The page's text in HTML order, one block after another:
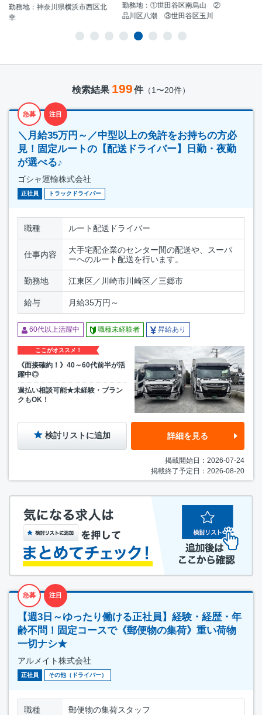
勤務地：神奈川県横浜市西区北
幸
勤務地：①世田谷区南烏山 ②
品川区八潮 ③世田谷区玉川
検索結果 199件（1〜20件）
急募 注目
＼月給35万円～／中型以上の免許をお持ちの方必
見！固定ルートの【配送ドライバー】日勤・夜勤
が選べる♪
ゴシャ運輸株式会社
正社員 トラックドライバー
職種 ルート配送ドライバー
仕事内容
大手宅配企業のセンター間の配送や、スーパ
ーへのルート配送を行います。
勤務地 江東区／川崎市川崎区／三郷市
給与 月給35万円～
60代以上活躍中 職種未経験者 昇給あり
ここがオススメ！
《面接確約！》40～60代前半が活
躍中◎
週払い相談可能★未経験・ブラン
クもOK！
検討リストに追加 詳細を見る
掲載開始日：2026-07-24
掲載終了予定日：2026-08-20
急募 注目
【週3日～ゆったり働ける正社員】経験・経歴・年
齢不問！固定コースで《郵便物の集荷》重い荷物
一切ナシ★
アルメイト株式会社
正社員 その他（ドライバー）
職種 郵便物の集荷スタッフ